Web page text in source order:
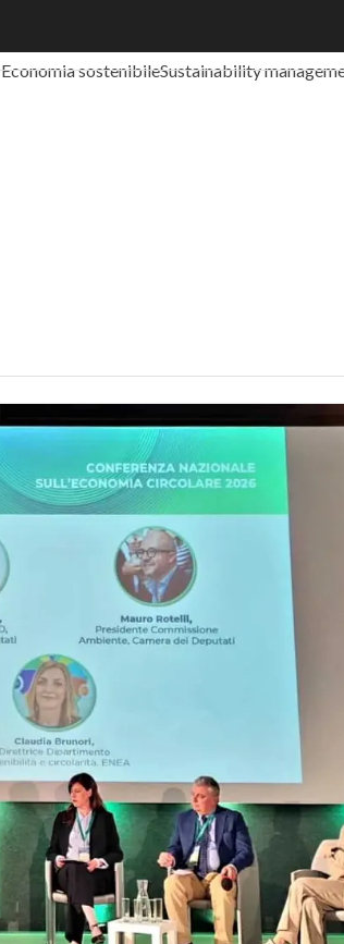
Economia sostenibileSustainability